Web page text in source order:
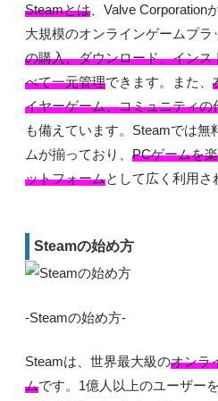
Steamとは 、Valve
大規模のオンラインゲームプラ
の購入、ダウンロード、イン
べて一元管理できます。また、
イヤーゲーム、コミュニティの
も備えています。Steamでは無
ムが揃っており、 PCゲームを
ットフォームとして広く利用さ
Steamの始め方
-Steamの始め方-
Steamは、世界最大級のオンラ
ムです。1億人以上のユーザー